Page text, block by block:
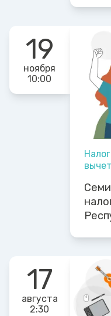
19
ноября
10:00
17
августа
2:30